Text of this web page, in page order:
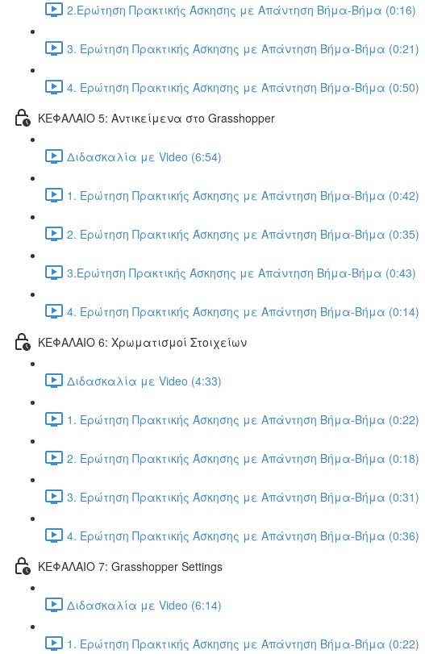
2.Ερώτηση Πρακτικής Άσκησης με Απάντηση Βήμα-Βήμα (0:16)
3. Ερώτηση Πρακτικής Άσκησης με Απάντηση Βήμα-Βήμα (0:21)
4. Ερώτηση Πρακτικής Άσκησης με Απάντηση Βήμα-Βήμα (0:50)
ΚΕΦΑΛΑΙΟ 5: Αντικείμενα στο Grasshopper
Διδασκαλία με Video (6:54)
1. Ερώτηση Πρακτικής Άσκησης με Απάντηση Βήμα-Βήμα (0:42)
2. Ερώτηση Πρακτικής Άσκησης με Απάντηση Βήμα-Βήμα (0:35)
3.Ερώτηση Πρακτικής Άσκησης με Απάντηση Βήμα-Βήμα (0:43)
4. Ερώτηση Πρακτικής Άσκησης με Απάντηση Βήμα-Βήμα (0:14)
ΚΕΦΑΛΑΙΟ 6: Χρωματισμοί Στοιχείων
Διδασκαλία με Video (4:33)
1. Ερώτηση Πρακτικής Άσκησης με Απάντηση Βήμα-Βήμα (0:22)
2. Ερώτηση Πρακτικής Άσκησης με Απάντηση Βήμα-Βήμα (0:18)
3. Ερώτηση Πρακτικής Άσκησης με Απάντηση Βήμα-Βήμα (0:31)
4. Ερώτηση Πρακτικής Άσκησης με Απάντηση Βήμα-Βήμα (0:36)
ΚΕΦΑΛΑΙΟ 7: Grasshopper Settings
Διδασκαλία με Video (6:14)
1. Ερώτηση Πρακτικής Άσκησης με Απάντηση Βήμα-Βήμα (0:22)